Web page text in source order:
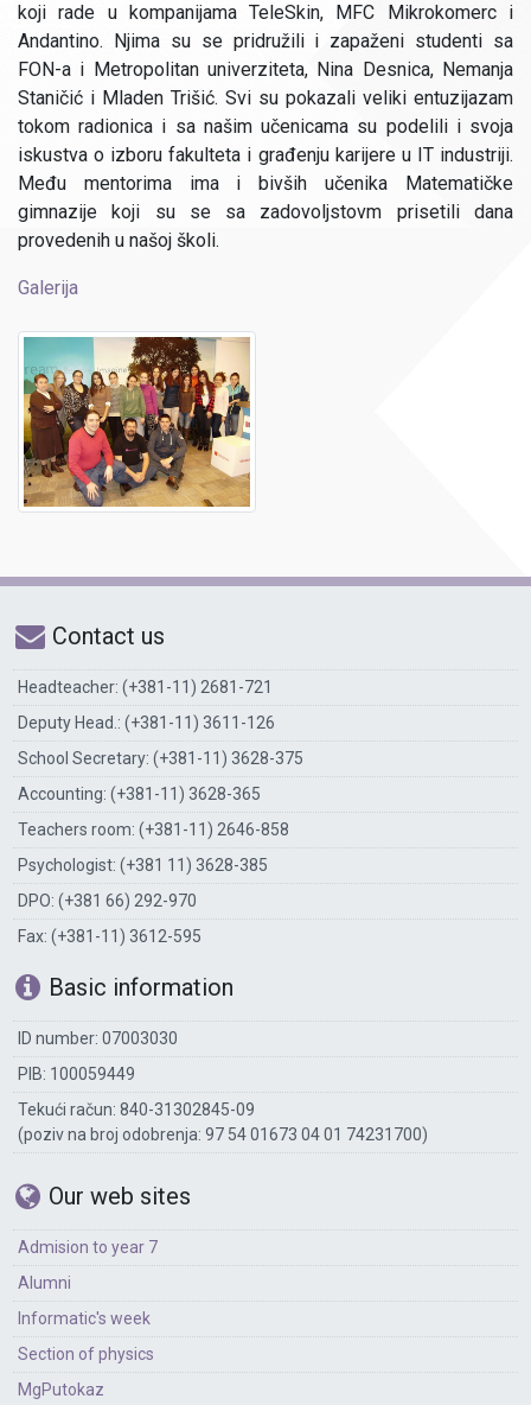
koji rade u kompanijama TeleSkin, MFC Mikrokomerc i
Andantino. Njima su se pridružili i zapaženi studenti sa
FON-a i Metropolitan univerziteta, Nina Desnica, Nemanja
Staničić i Mladen Trišić. Svi su pokazali veliki entuzijazam
tokom radionica i sa našim učenicama su podelili i svoja
iskustva o izboru fakulteta i građenju karijere u IT industriji.
Među mentorima ima i bivših učenika Matematičke
gimnazije koji su se sa zadovoljstovm prisetili dana
provedenih u našoj školi.
Galerija
Contact us
Headteacher: (+381-11) 2681-721
Deputy Head.: (+381-11) 3611-126
School Secretary: (+381-11) 3628-375
Accounting: (+381-11) 3628-365
Teachers room: (+381-11) 2646-858
Psychologist: (+381 11) 3628-385
DPO: (+381 66) 292-970
Fax: (+381-11) 3612-595
Basic information
ID number: 07003030
PIB: 100059449
Tekući račun: 840-31302845-09
(poziv na broj odobrenja: 97 54 01673 04 01 74231700)
Our web sites
Admision to year 7
Alumni
Informatic's week
Section of physics
MgPutokaz